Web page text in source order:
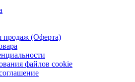
продаж (Оферта)
файлов cookie